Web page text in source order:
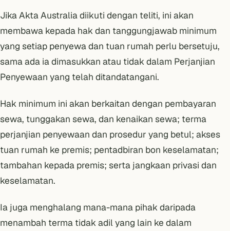
Jika Akta Australia diikuti dengan teliti, ini akan
membawa kepada hak dan tanggungjawab minimum
yang setiap penyewa dan tuan rumah perlu bersetuju,
sama ada ia dimasukkan atau tidak dalam Perjanjian
Penyewaan yang telah ditandatangani.
Hak minimum ini akan berkaitan dengan pembayaran
sewa, tunggakan sewa, dan kenaikan sewa; terma
perjanjian penyewaan dan prosedur yang betul; akses
tuan rumah ke premis; pentadbiran bon keselamatan;
tambahan kepada premis; serta jangkaan privasi dan
keselamatan.
Ia juga menghalang mana-mana pihak daripada
menambah terma tidak adil yang lain ke dalam